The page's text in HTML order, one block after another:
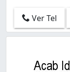
Ver Tel